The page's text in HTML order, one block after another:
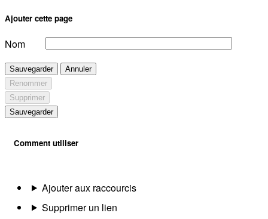
Ajouter cette page
Nom
Sauvegarder
Annuler
Renommer
Supprimer
Sauvegarder
Comment utiliser
Ajouter aux raccourcis
Supprimer un lien